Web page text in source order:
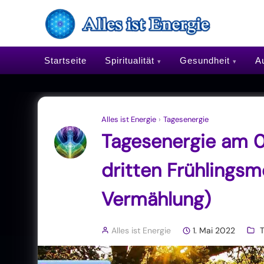
Startseite Spiritualität Gesundheit
Alles ist Energie › Tagesenergie
Tagesenergie am
dritten
Vermählung)
Alles ist Energie 1. Mai 2022